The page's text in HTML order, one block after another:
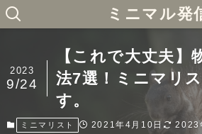
ミニマル発
【これで大丈夫】
法7選！ミニマリ
す。
2023
9/24
ミニマリスト 2021年4月10日 2023